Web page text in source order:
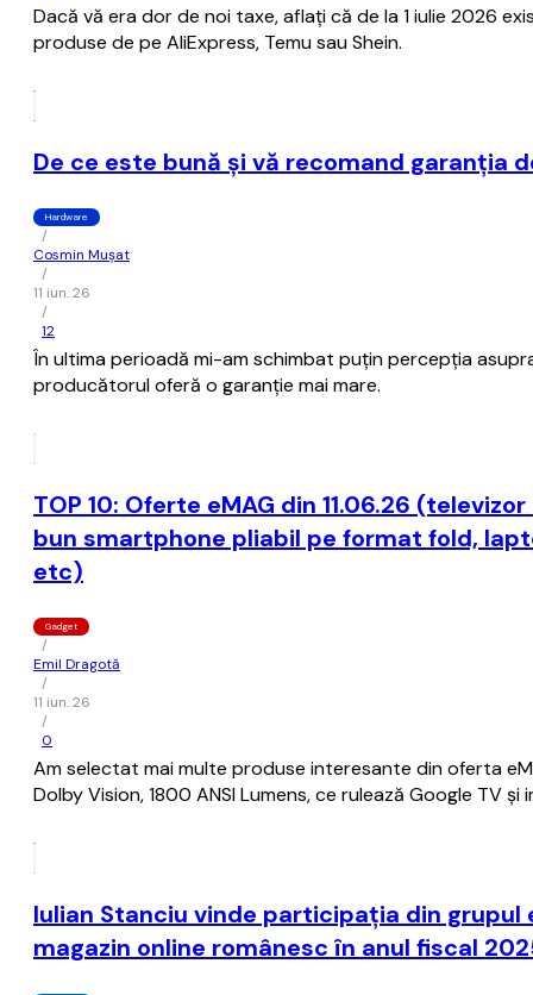
Dacă vă era dor de noi taxe, aflaţi că de la 1 iulie 2026
produse de pe AliExpress, Temu sau Shein.
De ce este bună şi vă recomand garanţia
Hardware
/
Cosmin Mușat
/
11 iun. 26
/
12
În ultima perioadă mi-am schimbat puţin percepţia
producătorul oferă o garanţie mai mare.
TOP 10: Oferte eMAG din 11.06.26
bun smartphone pliabil pe format fold,
etc)
Gadget
/
Emil Dragotă
/
11 iun. 26
/
0
Am selectat mai multe produse interesante din oferta
Dolby Vision, 1800 ANSI Lumens, ce rulează Google TV
Iulian Stanciu vinde participația din
magazin online românesc în anul fiscal